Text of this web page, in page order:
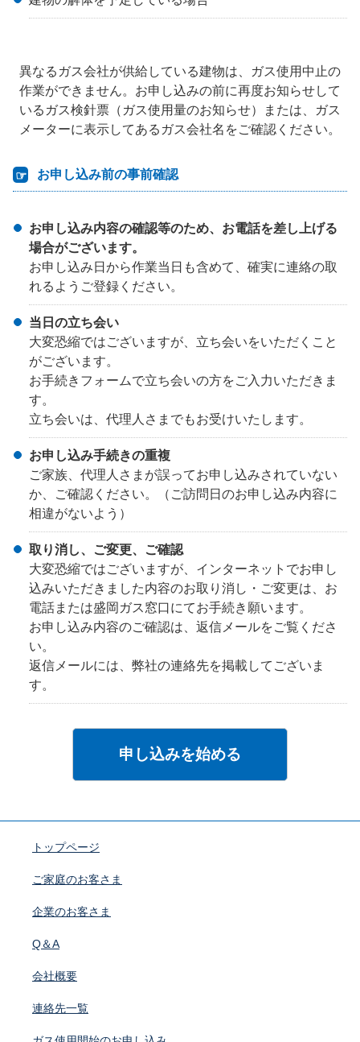
異なるガス会社が供給している建物は、ガス使用中止の
作業ができません。お申し込みの前に再度お知らせして
いるガス検針票（ガス使用量のお知らせ）または、ガス
メーターに表示してあるガス会社名をご確認ください。
お申し込み前の事前確認
お申し込み内容の確認等のため、お電話を差し上げる
場合がございます。
お申し込み日から作業当日も含めて、確実に連絡の取
れるようご登録ください。
当日の立ち会い
大変恐縮ではございますが、立ち会いをいただくこと
がございます。
お手続きフォームで立ち会いの方をご入力いただきま
す。
立ち会いは、代理人さまでもお受けいたします。
お申し込み手続きの重複
ご家族、代理人さまが誤ってお申し込みされていない
か、ご確認ください。（ご訪問日のお申し込み内容に
相違がないよう）
取り消し、ご変更、ご確認
大変恐縮ではございますが、インターネットでお申し
込みいただきました内容のお取り消し・ご変更は、お
電話または盛岡ガス窓口にてお手続き願います。
お申し込み内容のご確認は、返信メールをご覧くださ
い。
返信メールには、弊社の連絡先を掲載してございま
す。
申し込みを始める
トップページ
ご家庭のお客さま
企業のお客さま
Q＆A
会社概要
連絡先一覧